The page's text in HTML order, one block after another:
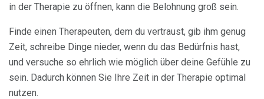
in der Therapie zu öffnen, kann die Belohnung groß sein.
Finde einen Therapeuten, dem du vertraust, gib ihm genug
Zeit, schreibe Dinge nieder, wenn du das Bedürfnis hast,
und versuche so ehrlich wie möglich über deine Gefühle zu
sein. Dadurch können Sie Ihre Zeit in der Therapie optimal
nutzen.